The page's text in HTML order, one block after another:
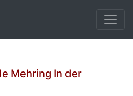
Mehring In der